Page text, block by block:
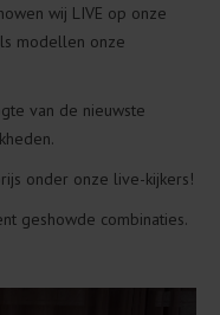
wij LIVE op onze
modellen onze
van de nieuwste
onder onze live-kijkers!
geshowde combinaties.